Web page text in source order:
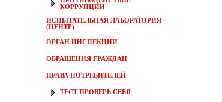
КОРРУПЦИИ
ИСПЫТАТЕЛЬНАЯ ЛАБОРАТОРИЯ
(ЦЕНТР)
ОРГАН ИНСПЕКЦИИ
ОБРАЩЕНИЯ ГРАЖДАН
ПРАВА ПОТРЕБИТЕЛЕЙ
ТЕСТ ПРОВЕРЬ СЕБЯ